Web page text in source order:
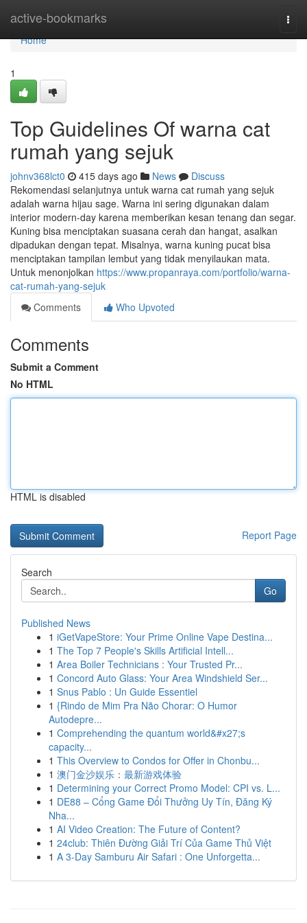
active-bookmarks
Home
Home
1
Top Guidelines Of warna cat
rumah yang sejuk
johnv368lct0 415 days ago News
Discuss
Rekomendasi selanjutnya untuk warna cat rumah yang sejuk
adalah warna hijau sage. Warna ini sering digunakan dalam
interior modern-day karena memberikan kesan tenang dan segar.
Kuning bisa menciptakan suasana cerah dan hangat, asalkan
dipadukan dengan tepat. Misalnya, warna kuning pucat bisa
menciptakan tampilan lembut yang tidak menyilaukan mata.
Untuk menonjolkan https://www.propanraya.com/portfolio/warna-
cat-rumah-yang-sejuk
Comments
Who Upvoted
Comments
Submit a Comment
No HTML
HTML is disabled
Report Page
Search
Go
Published News
1 iGetVapeStore: Your Prime Online Vape Destina...
1 The Top 7 People's Skills Artificial Intell...
1 Area Boiler Technicians : Your Trusted Pr...
1 Concord Auto Glass: Your Area Windshield Ser...
1 Snus Pablo : Un Guide Essentiel
1 {Rindo de Mim Pra Não Chorar: O Humor
Autodepre...
1 Comprehending the quantum world&#x27;s
capacity...
1 This Overview to Condos for Offer in Chonbu...
1 澳门金沙娱乐：最新游戏体验
1 Determining your Correct Promo Model: CPI vs. L...
1 DE88 – Cổng Game Đổi Thưởng Uy Tín, Đăng Ký
Nha...
1 AI Video Creation: The Future of Content?
1 24club: Thiên Đường Giải Trí Của Game Thủ Việt
1 A 3-Day Samburu Air Safari : One Unforgetta...